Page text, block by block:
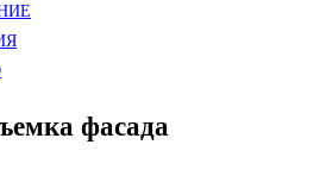
фасада